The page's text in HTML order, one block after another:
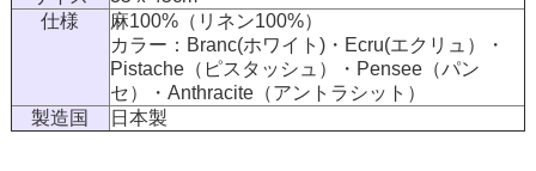
仕様
麻100%（リネン100%）
カラー：Branc(ホワイト)・Ecru(エクリュ）・
Pistache（ピスタッシュ）・Pensee（パン
セ）・Anthracite（アントラシット）
製造国
日本製